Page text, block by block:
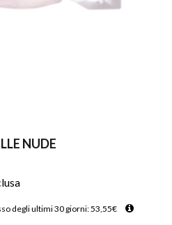
NUDE
degli ultimi 30 giorni:53,55€